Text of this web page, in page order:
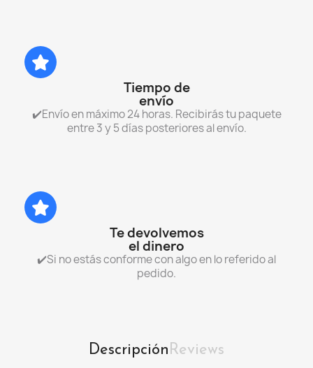
Tiempo de
envío
✔️Envío en máximo 24 horas. Recibirás tu paquete
entre 3 y 5 días posteriores al envío.
Te devolvemos
el dinero
✔️Si no estás conforme con algo en lo referido al
pedido.
DescripciónReviews